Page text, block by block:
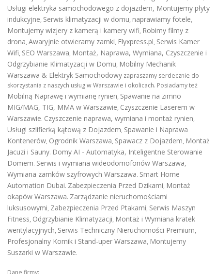
Usługi elektryka samochodowego z dojazdem, Montujemy płyty
indukcyjne, Serwis klimatyzacji w domu, naprawiamy fotele,
Montujemy wizjery z kamerą i kamery wifi, Robimy filmy z
drona, Awaryjnie otwieramy zamki, Flyxpress.pl, Serwis Kamer
Wifi, SEO Warszawa, Montaż, Naprawa, Wymiana, Czyszczenie i
Odgrzybianie Klimatyzacji w Domu, Mobilny Mechanik
Warszawa & Elektryk Samochodowy zapraszamy serdecznie do
skorzystania z naszych usług w Warszawie i okolicach. Posiadamy też
Mobilną Naprawę i wymianę rynien, Spawanie na zimno
MIG/MAG, TIG, MMA w Warszawie, Czyszczenie Laserem w
Warszawie. Czyszczenie naprawa, wymiana i montaż rynien,
Usługi szlifierką kątową z Dojazdem, Spawanie i Naprawa
Kontenerów, Ogrodnik Warszawa, Spawacz z Dojazdem, Montaż
Jacuzi i Sauny. Domy AI - Automatyka, Inteligentne Sterowanie
Domem. Serwis i wymiana wideodomofonów Warszawa,
Wymiana zamków szyfrowych Warszawa. Smart Home
Automation Dubai. Zabezpieczenia Przed Dzikami, Montaż
okapów Warszawa. Zarządzanie nieruchomościami
luksusowymi, Zabezpieczenia Przed Ptakami, Serwis Maszyn
Fitness, Odgrzybianie Klimatyzacji, Montaż i Wymiana kratek
wentylacyjnych, Serwis Techniczny Nieruchomości Premium,
Profesjonalny Komik i Stand-uper Warszawa, Montujemy
Suszarki w Warszawie.